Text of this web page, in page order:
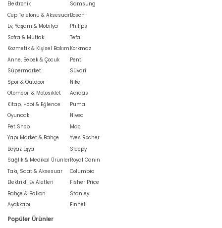
Elektronik
Cep Telefonu & Aksesuar
Ev, Yaşam & Mobilya
Sofra & Mutfak
Kozmetik & Kişisel Bakım
Anne, Bebek & Çocuk
Süpermarket
Spor & Outdoor
Otomobil & Motosiklet
Kitap, Hobi & Eğlence
Oyuncak
Pet Shop
Yapı Market & Bahçe
Beyaz Eşya
Sağlık & Medikal Ürünler
Takı, Saat & Aksesuar
Elektrikli Ev Aletleri
Bahçe & Balkon
Ayakkabı
Samsung
Bosch
Philips
Tefal
Korkmaz
Penti
Süvari
Nike
Adidas
Puma
Nivea
Mac
Yves Rocher
Sleepy
Royal Canin
Columbia
Fisher Price
Stanley
Einhell
Popüler Ürünler